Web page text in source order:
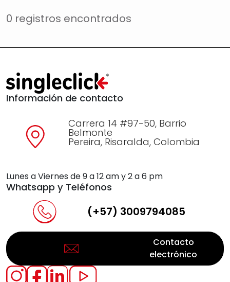
0 registros encontrados
Información de contacto
Carrera 14 #97-50, Barrio
Belmonte
Pereira, Risaralda, Colombia
Lunes a Viernes de 9 a 12 am y 2 a 6 pm
Whatsapp y Teléfonos
(+57) 3009794085
Contacto
electrónico